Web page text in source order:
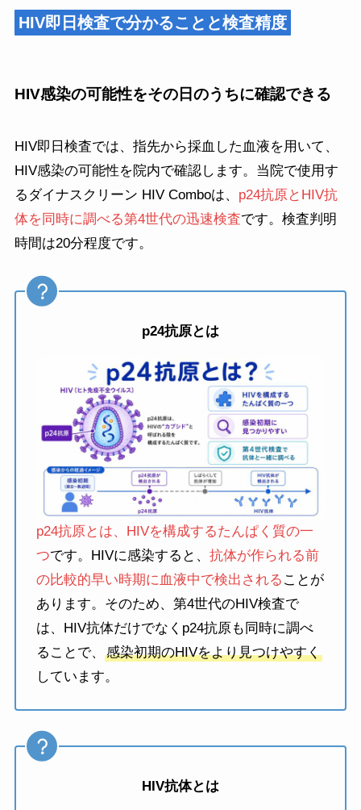
HIV即日検査で分かることと検査精度
HIV感染の可能性をその日のうちに確認できる
HIV即日検査では、指先から採血した血液を用いて、
HIV感染の可能性を院内で確認します。当院で使用す
るダイナスクリーン HIV Comboは、 p24抗原とHIV抗
体を同時に調べる第4世代の迅速検査です。検査判明
時間は20分程度です。
p24抗原とは
p24抗原とは、HIVを構成するたんぱく質の一
つです。HIVに感染すると、抗体が作られる前
の比較的早い時期に血液中で検出される ことが
あります。そのため、第4世代のHIV検査で
は、HIV抗体だけでなくp24抗原も同時に調べ
ることで、感染初期のHIVをより見つけやすく
しています。
HIV抗体とは